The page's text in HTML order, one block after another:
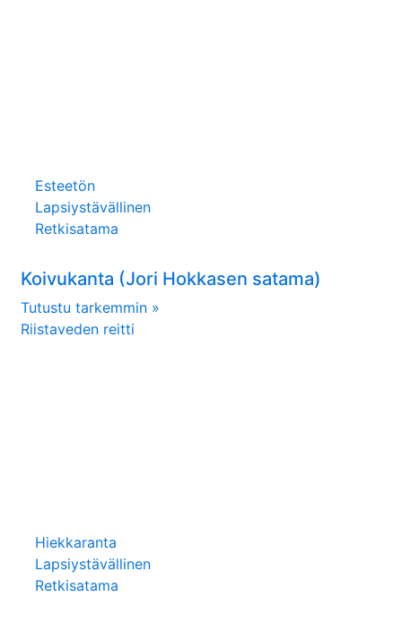
Esteetön
Lapsiystävällinen
Retkisatama
Koivukanta (Jori Hokkasen satama)
Tutustu tarkemmin »
Riistaveden reitti
Hiekkaranta
Lapsiystävällinen
Retkisatama